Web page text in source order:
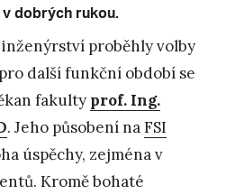
dobrých rukou.
proběhly volby
další funkční období se
fakulty prof. Ing.
. Jeho působení naFSI
úspěchy, zejména v
Kromě bohaté